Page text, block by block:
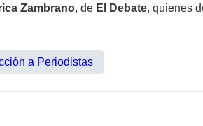
Zambrano, de El Debate, quienes
a Periodistas